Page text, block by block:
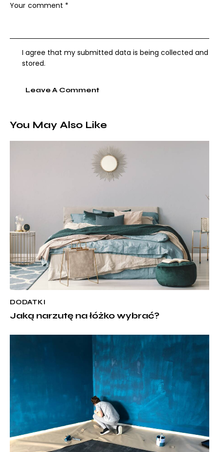
I agree that my submitted data is being collected and
stored.
You May Also Like
DODATKI
Jaką narzutę na łóżko wybrać?